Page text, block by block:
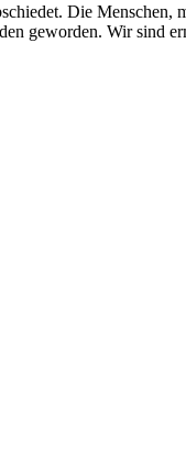
Die Menschen,
geworden. Wir sind